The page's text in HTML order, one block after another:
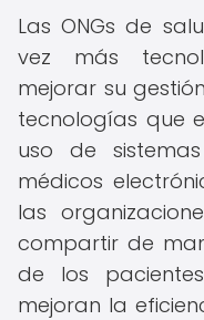
Las ONGs de
vez más
mejorar su
tecnologías que
uso de
médicos
las
compartir de
de los
mejoran la